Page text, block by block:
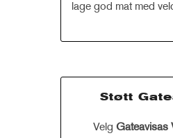
lage god mat med
Støtt
Velg Gateavisas